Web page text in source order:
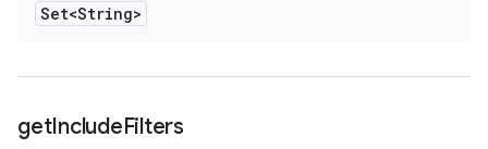
Set<String>
getIncludeFilters